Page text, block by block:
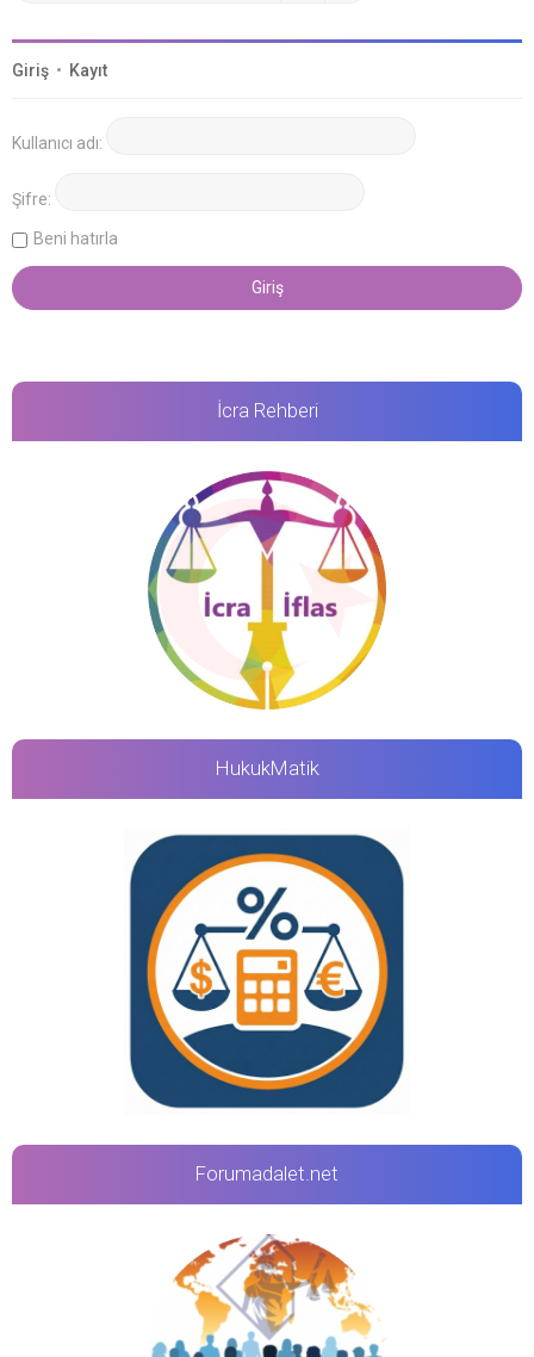
Giriş • Kayıt
Kullanıcı adı:
Şifre:
Beni hatırla
İcra Rehberi
HukukMatik
Forumadalet.net